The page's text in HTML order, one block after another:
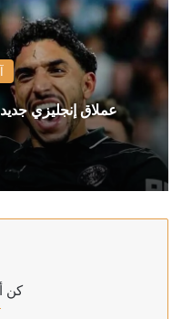
عملاق إنجليزي
كن